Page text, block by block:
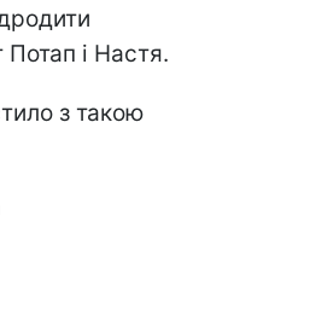
і Настя.
з такою